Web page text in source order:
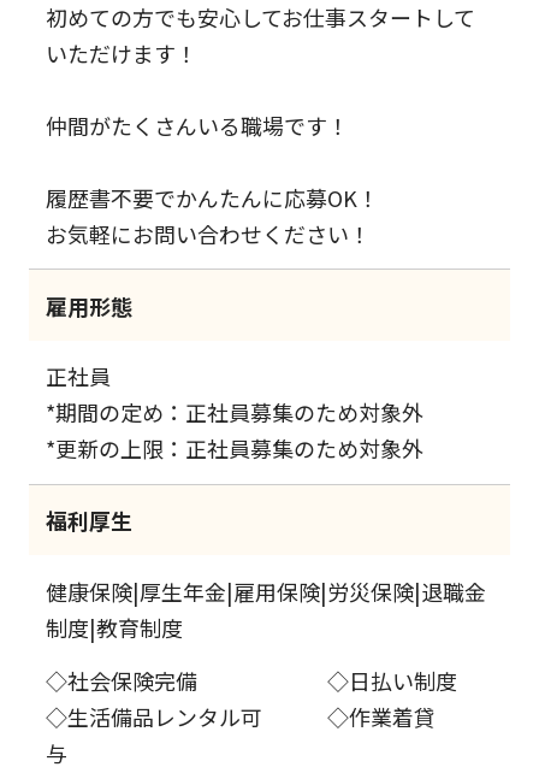
初めての方でも安心してお仕事スタートして
いただけます！
仲間がたくさんいる職場です！
履歴書不要でかんたんに応募OK！
お気軽にお問い合わせください！
雇用形態
正社員
*期間の定め：正社員募集のため対象外
*更新の上限：正社員募集のため対象外
福利厚生
健康保険|厚生年金|雇用保険|労災保険|退職金
制度|教育制度
◇社会保険完備 ◇日払い制度
◇生活備品レンタル可 ◇作業着貸
与